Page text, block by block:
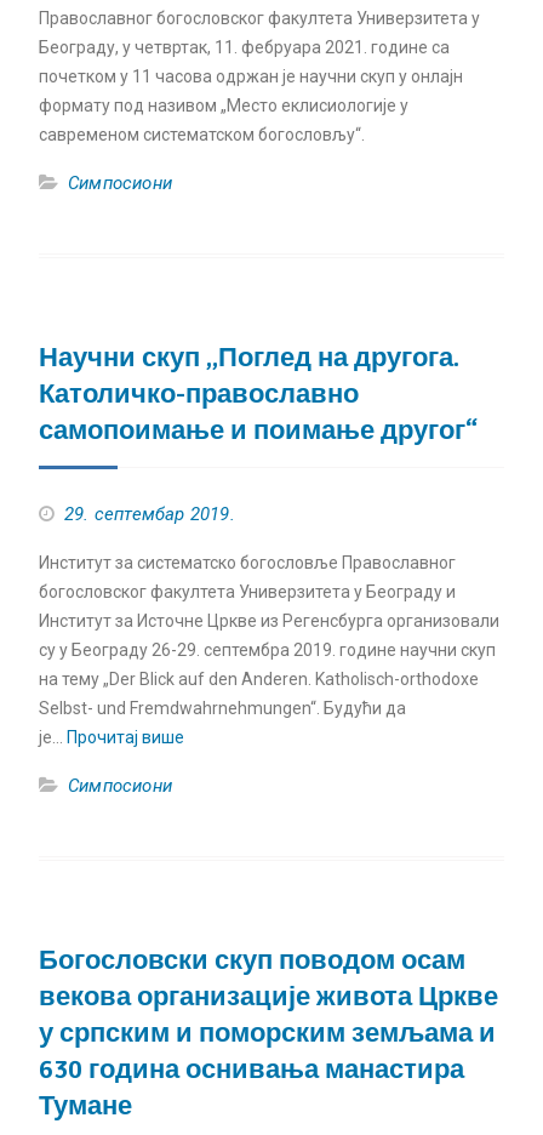
Православног богословског факултета Универзитета у
Београду, у четвртак, 11. фебруара 2021. године са
почетком у 11 часова одржан је научни скуп у онлајн
формату под називом „Место еклисиологије у
савременом систематском богословљу“.
Симпосиони
Научни скуп „Поглед на другога.
Католичко-православно
самопоимање и поимање другог“
29. септембар 2019.
Институт за систематско богословље Православног
богословског факултета Универзитета у Београду и
Институт за Источне Цркве из Регенсбурга организовали
су у Београду 26-29. септембра 2019. године научни скуп
на тему „Der Blick auf den Anderen. Katholisch-orthodoxe
Selbst- und Fremdwahrnehmungen“. Будући да
је…
Прочитај више
Симпосиони
Богословски скуп поводом осам
векова организације живота Цркве
у српским и поморским земљама и
630 година оснивања манастира
Тумане